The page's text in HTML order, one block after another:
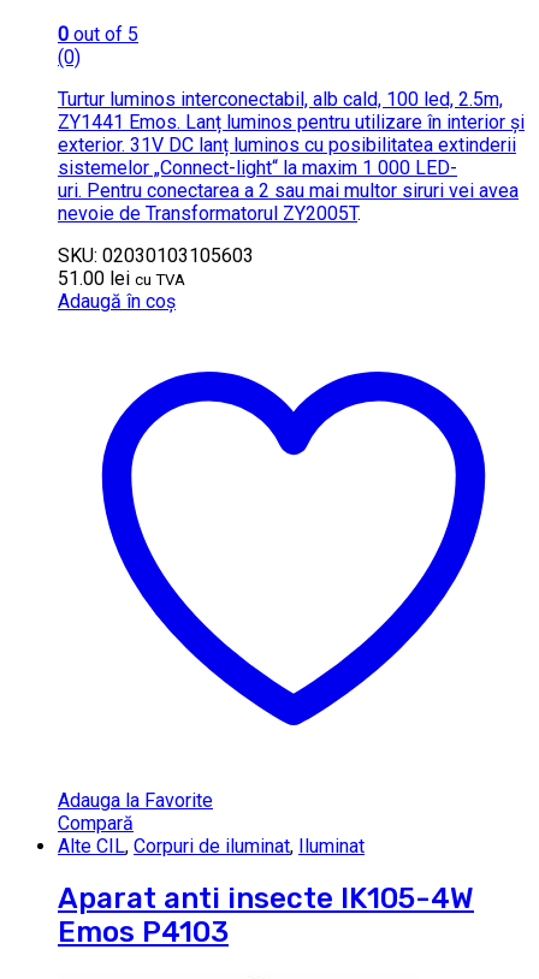
0 out of 5
(0)
Turtur luminos interconectabil, alb cald, 100 led, 2.5m,
ZY1441 Emos. Lanț luminos pentru utilizare în interior și
exterior. 31V DC lanț luminos cu posibilitatea extinderii
sistemelor „Connect-light“ la maxim 1 000 LED-
uri. Pentru conectarea a 2 sau mai multor siruri vei avea
nevoie de Transformatorul ZY2005T.
SKU: 02030103105603
51.00 lei cu TVA
Adaugă în coș
Adauga la Favorite
Compară
Alte CIL, Corpuri de iluminat, Iluminat
Aparat anti insecte IK105-4W
Emos P4103